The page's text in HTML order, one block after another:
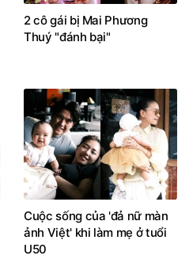
2 cô gái bị Mai Phương
Thuý "đánh bại"
Cuộc sống của 'đả nữ màn
ảnh Việt' khi làm mẹ ở tuổi
U50